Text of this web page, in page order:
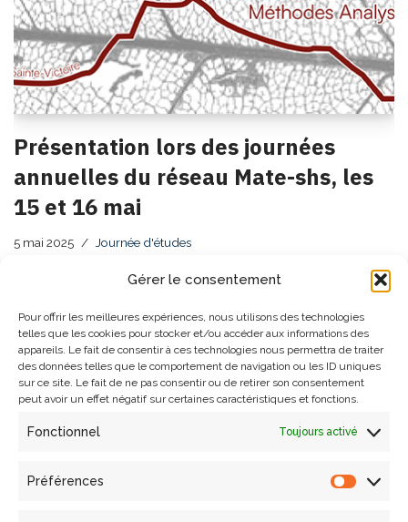
Gérer le consentement
Pour offrir les meilleures expériences, nous utilisons des technologies
telles que les cookies pour stocker et/ou accéder aux informations des
appareils. Le fait de consentir à ces technologies nous permettra de traiter
des données telles que le comportement de navigation ou les ID uniques
sur ce site. Le fait de ne pas consentir ou de retirer son consentement
peut avoir un effet négatif sur certaines caractéristiques et fonctions.
Fonctionnel Toujours activé
Préférences
Présentation lors des journées
annuelles du réseau Mate-shs, les
15 et 16 mai
5 mai 2025 Journée d'études
La douzième édition des journées annuelles du réseau
Provence, dans les locaux de la Maison méditerranéenne
des sciences de l’homme.La thématique abordée sera «
Valorisation des données, résultats et codes… Lire la suite »